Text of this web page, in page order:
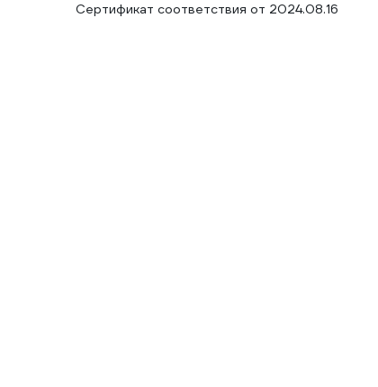
Сертификат соответствия от 2024.08.16